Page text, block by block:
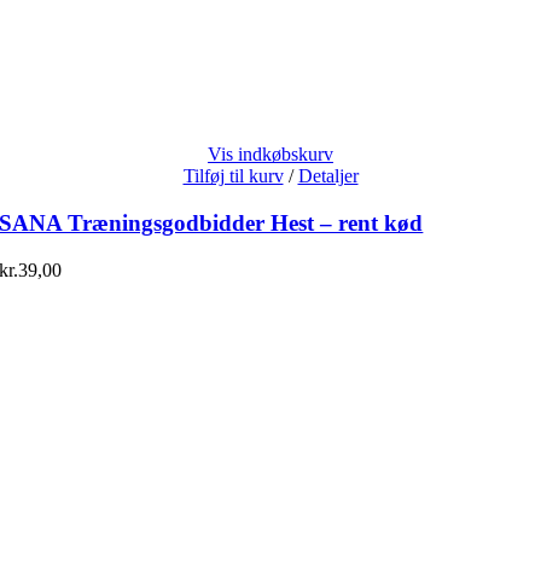
Vis indkøbskurv
Tilføj til kurv / Detaljer
SANA Træningsgodbidder Hest – rent kød
kr.39,00